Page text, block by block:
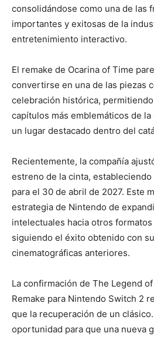
consolidándose como una de las
importantes y exitosas de la
entretenimiento interactivo.
El remake de Ocarina of Time
convertirse en una de las piezas
celebración histórica,
capítulos más emblemáticos de
un lugar destacado dentro del
Recientemente, la compañía
estreno de la cinta,
para el 30 de abril de 2027. Este
estrategia de Nintendo de
intelectuales hacia otros
siguiendo el éxito obtenido con
cinematográficas anteriores.
La confirmación de The Legend
Remake para Nintendo Switch 2
que la recuperación de un
oportunidad para que una nueva